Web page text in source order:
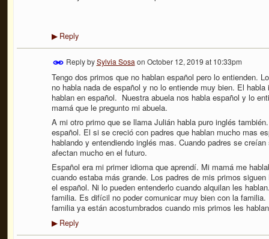
▶Reply
Reply bySylvia Sosa on October 12, 2019 at 10:33pm
Tengo dos primos que no hablan español pero lo entienden.
no habla nada de español y no lo entiende muy bien. El
hablan en español. Nuestra abuela nos habla español y lo
mamá que le pregunto mi abuela.
A mi otro primo que se llama Julián habla puro inglés
español. El si se creció con padres que hablan mucho mas
hablando y entendiendo inglés mas. Cuando padres se
afectan mucho en el futuro.
Español era mi primer idioma que aprendí. Mi mamá me
cuando estaba más grande. Los padres de mis primos
el español. Ni lo pueden entenderlo cuando alquilan les
familia. Es difícil no poder comunicar muy bien con la
familia ya están acostumbrados cuando mis primos les
▶Reply